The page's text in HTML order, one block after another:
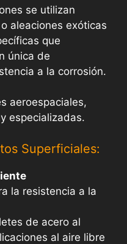
se utilizan
aleaciones exóticas
que
única de
a la corrosión.
aeroespaciales,
especializadas.
Superficiales:
la resistencia a la
de acero al
al aire libre